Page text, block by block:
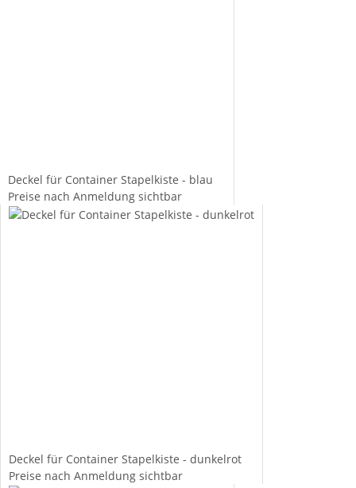
Deckel für Container Stapelkiste - blau
Preise nach Anmeldung sichtbar
Deckel für Container Stapelkiste - dunkelrot
Preise nach Anmeldung sichtbar